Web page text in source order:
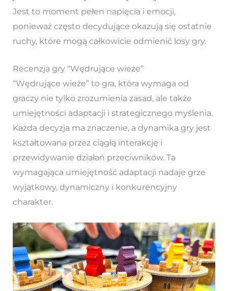
Jest to moment pełen napięcia i emocji,
ponieważ często decydujące okazują się ostatnie
ruchy, które mogą całkowicie odmienić losy gry.
Recenzja gry “Wędrujące wieże”
“Wędrujące wieże” to gra, która wymaga od
graczy nie tylko zrozumienia zasad, ale także
umiejętności adaptacji i strategicznego myślenia.
Każda decyzja ma znaczenie, a dynamika gry jest
kształtowana przez ciągłą interakcję i
przewidywanie działań przeciwników. Ta
wymagająca umiejętność adaptacji nadaje grze
wyjątkowy, dynamiczny i konkurencyjny
charakter.